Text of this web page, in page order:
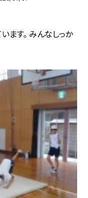
ます。 みんなしっか